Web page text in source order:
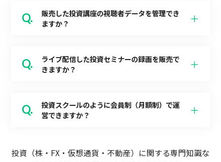
販売した投資講座の視聴者データを管理でき
ますか？
ライブ配信した投資セミナーの録画を販売で
きますか？
投資スクールのように会員制（月額制）で運
営できますか？
投資（株・FX・仮想通貨・不動産）に関する専門知識な